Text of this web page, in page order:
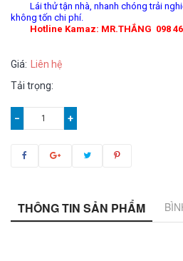
Lái thử tận nhà, nhanh chóng trải
không tốn chi phí.
Hotline Kamaz: MR.THẮNG 098
Giá:
Liên hệ
Tải trọng:
− +
THÔNG TIN SẢN PHẨM